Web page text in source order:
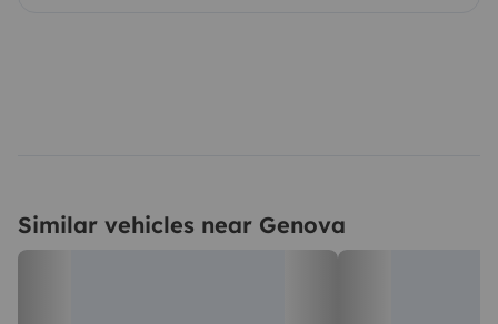
Similar vehicles near Genova